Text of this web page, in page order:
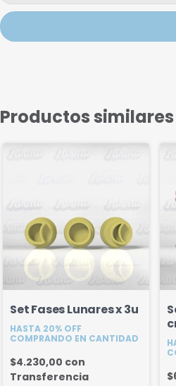
Productos similares
Set Fases Lunares x 3u
HASTA 20% OFF
COMPRANDO EN CANTIDAD
$4.230,00 con
Transferencia